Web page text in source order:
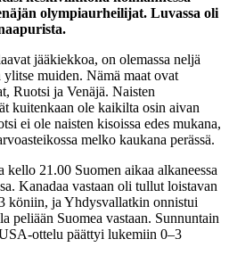
olympiaurheilijat. Luvassa oli
jääkiekkoa, on olemassa neljä
muiden. Nämä maat ovat
Ruotsi ja Venäjä. Naisten
kuitenkaan ole kaikilta osin aivan
ei ole naisten kisoissa edes mukana,
melko kaukana perässä.
21.00 Suomen aikaa alkaneessa
Kanadaa vastaan oli tullut loistavan
köniin, ja Yhdysvallatkin onnistui
peliään Suomea vastaan. Sunnuntain
ottelu päättyi lukemiin 0–3